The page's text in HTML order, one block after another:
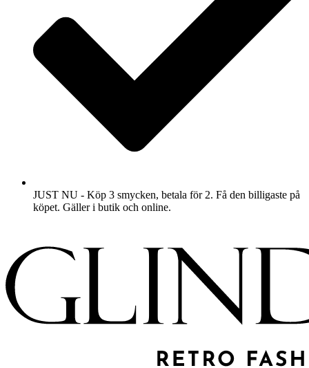
JUST NU - Köp 3 smycken, betala för 2. Få den billigaste på
köpet. Gäller i butik och online.